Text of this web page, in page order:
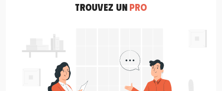
TROUVEZ UN PRO